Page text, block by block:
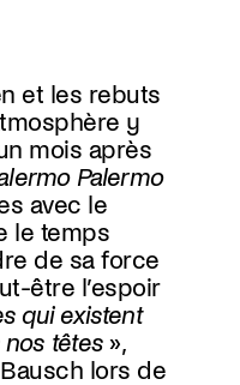
Palermo
avec le
le temps
de sa force
être l’espoir
qui existent
nos têtes»,
lors de